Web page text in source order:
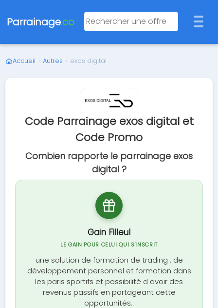
Parrainage.co
Accueil › Autres › exos digital
Code Parrainage exos digital et
Code Promo
Combien rapporte le parrainage exos
digital ?
Gain Filleul
LE GAIN POUR CELUI QUI S'INSCRIT
une solution de formation de trading , de
développement personnel et formation dans
les paris sportifs et possibilité d avoir des
revenus passifs en partageant cette
opportunités..